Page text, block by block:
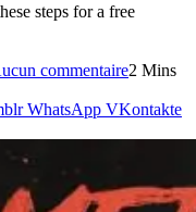
steps for a free
commentaire2 Mins
WhatsApp VKontakte